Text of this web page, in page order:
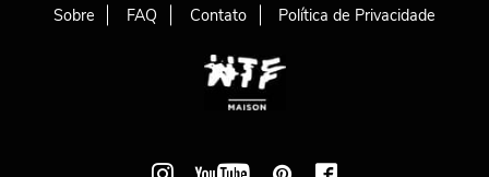
Sobre FAQ Contato Política de Privacidade